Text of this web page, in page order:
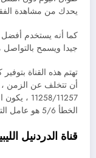
يحدك من مشاهدة
كما أنه يستخدم أفضل
جيدا ويسمح بالتواصل
تهتم هذه القناة
أن تتخلف عن الزمن ،
11258/
الخطأ 5/6 هو عامل الترميز 27500.
قناة الدردنيل